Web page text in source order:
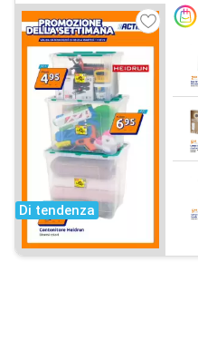
Di tendenza